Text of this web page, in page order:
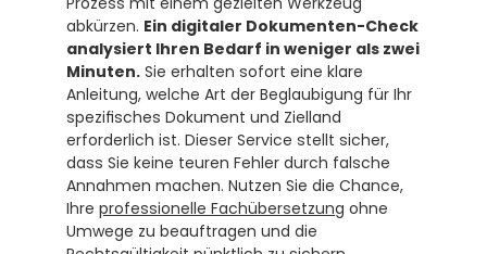
abkürzen. Ein digitaler Dokumenten-Check
analysiert Ihren Bedarf in weniger als zwei
Minuten. Sie erhalten sofort eine klare
Anleitung, welche Art der Beglaubigung für Ihr
spezifisches Dokument und Zielland
erforderlich ist. Dieser Service stellt sicher,
dass Sie keine teuren Fehler durch falsche
Annahmen machen. Nutzen Sie die Chance,
Ihre professionelle Fachübersetzung ohne
Umwege zu beauftragen und die